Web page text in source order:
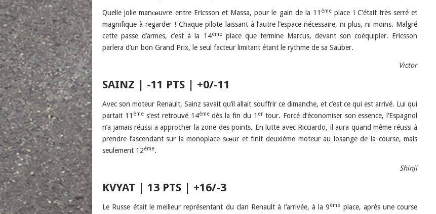
Quelle jolie manœuvre entre Ericsson et Massa, pour le gain de la 11 ème place ! C’était très serré et
magnifique à regarder ! Chaque pilote laissant à l’autre l’espace nécessaire, ni plus, ni moins. Malgré
cette passe d’armes, c’est à la 14èmeplace que termine Marcus, devant son coéquipier. Ericsson
parlera d’un bon Grand Prix, le seul facteur limitant étant le rythme de sa Sauber.
Victor
SAINZ | -11 PTS | +0/-11
Avec son moteur Renault, Sainz savait qu’il allait souffrir ce dimanche, et c’est ce qui est arrivé. Lui qui
partait 11 èmes’est retrouvé 14èmedès la fin du 1 ertour. Forcé d’économiser son essence, l’Espagnol
n’a jamais réussi a approcher la zone des points. En lutte avec Ricciardo, il aura quand même réussi à
prendre l’ascendant sur la monoplace sœur et finit deuxième moteur au losange de la course, mais
seulement 12ème.
Shinji
KVYAT | 13 PTS | +16/-3
Le Russe était le meilleur représentant du clan Renault à l’arrivée, à la 9ème place, après une course